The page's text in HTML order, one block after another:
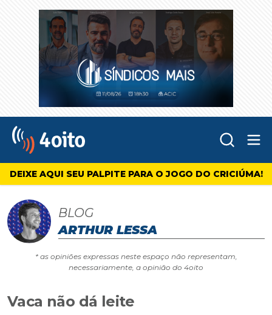
4oito
DEIXE AQUI SEU PALPITE PARA O JOGO DO CRICIÚMA!
BLOG
ARTHUR LESSA
* as opiniões expressas neste espaço não representam,
necessariamente, a opinião do 4oito
Vaca não dá leite